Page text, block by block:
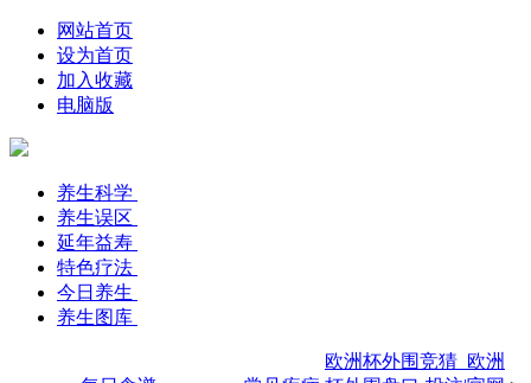
网站首页
设为首页
加入收藏
电脑版
养生科学
养生误区
延年益寿
特色疗法
今日养生
养生图库
欧洲杯外围竞猜_欧洲